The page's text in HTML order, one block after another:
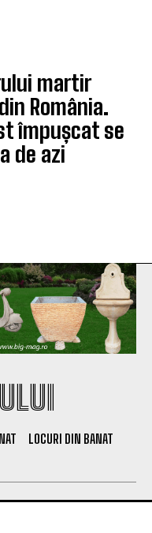
martir
România.
împușcat se
de azi
LOCURI DIN BANAT